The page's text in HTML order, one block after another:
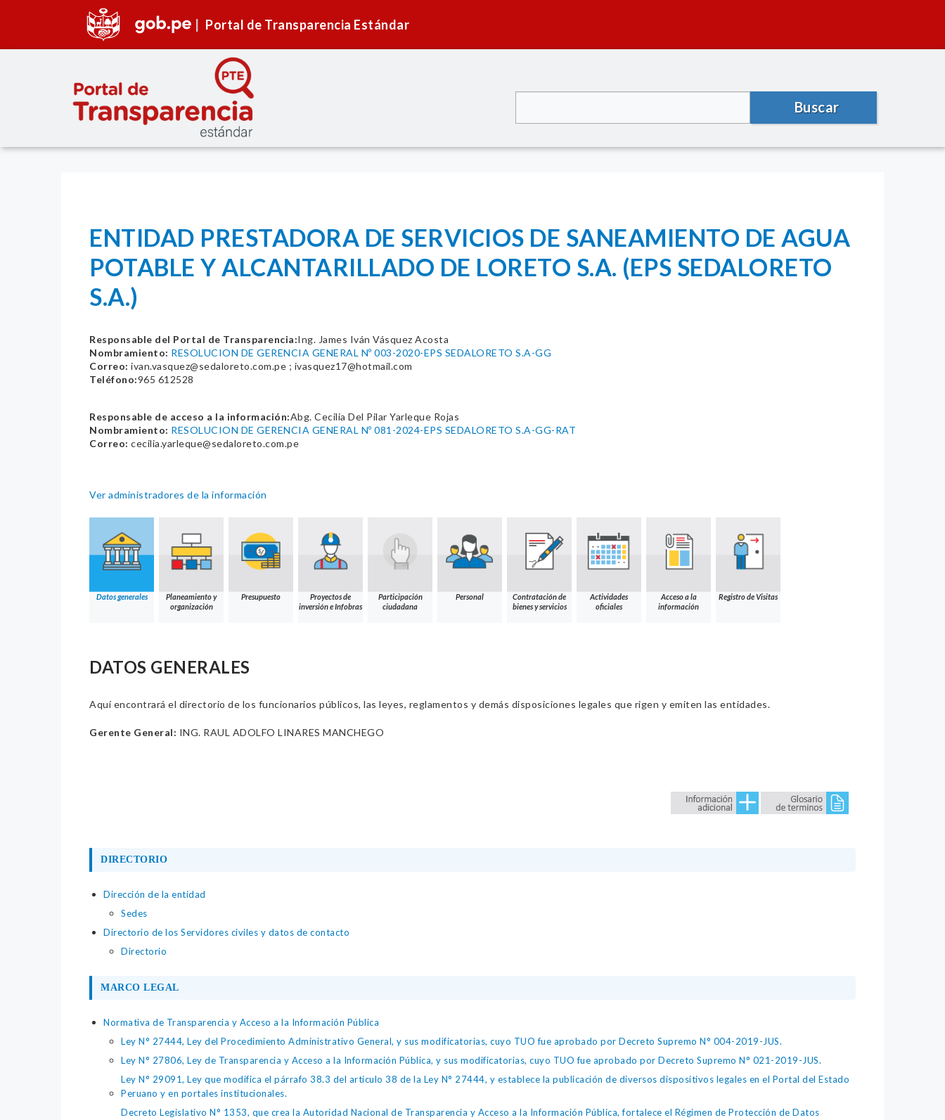
Portal de Transparencia Estándar
Buscar
ENTIDAD PRESTADORA DE SERVICIOS DE SANEAMIENTO DE AGUA
POTABLE Y ALCANTARILLADO DE LORETO S.A. (EPS SEDALORETO
S.A.)
Responsable del Portal de Transparencia:Ing. James Iván Vásquez Acosta
Nombramiento: RESOLUCION DE GERENCIA GENERAL Nº 003-2020-EPS SEDALORETO S.A-GG
Correo: ivan.vasquez@sedaloreto.com.pe ; ivasquez17@hotmail.com
Teléfono:965 612528
Responsable de acceso a la información:Abg. Cecilia Del Pilar Yarleque Rojas
Nombramiento: RESOLUCION DE GERENCIA GENERAL Nº 081-2024-EPS SEDALORETO S.A-GG-RAT
Correo: cecilia.yarleque@sedaloreto.com.pe
Ver administradores de la información
Datos generales
Planeamiento y
organización
Presupuesto
Proyectos de
inversión e Infobras
Participación
ciudadana
Personal
Contratación de
bienes y servicios
Actividades
oficiales
Acceso a la
información
Registro de Visitas
DATOS GENERALES
Aquí encontrará el directorio de los funcionarios públicos, las leyes, reglamentos y demás disposiciones legales que rigen y emiten las entidades.
Gerente General: ING. RAUL ADOLFO LINARES MANCHEGO
DIRECTORIO
Dirección de la entidad
Sedes
Directorio de los Servidores civiles y datos de contacto
Directorio
MARCO LEGAL
Normativa de Transparencia y Acceso a la Información Pública
Ley N° 27444, Ley del Procedimiento Administrativo General, y sus modificatorias, cuyo TUO fue aprobado por Decreto Supremo N° 004-2019-JUS.
Ley N° 27806, Ley de Transparencia y Acceso a la Información Pública, y sus modificatorias, cuyo TUO fue aprobado por Decreto Supremo N° 021-2019-JUS.
Ley N° 29091, Ley que modifica el párrafo 38.3 del artículo 38 de la Ley N° 27444, y establece la publicación de diversos dispositivos legales en el Portal del Estado
Peruano y en portales institucionales.
Decreto Legislativo N° 1353, que crea la Autoridad Nacional de Transparencia y Acceso a la Información Pública, fortalece el Régimen de Protección de Datos